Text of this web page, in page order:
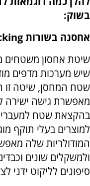
בשוק:
אחסנה בשורות
שיטת אחסון משטחים
שיש מערכות מדפים
שטח המחסן, שיטה זו
מאפשרת גישה ישירה
בהקצאת שטח למעברי
למוצרים בעלי תוקף
המודולריות שלה
ולמשקלים שונים
סיפונים לליקוט ידני